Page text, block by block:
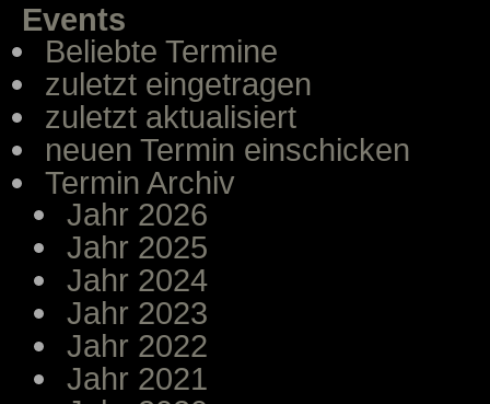
Events
Beliebte Termine
zuletzt eingetragen
zuletzt aktualisiert
neuen Termin einschicken
Termin Archiv
Jahr 2026
Jahr 2025
Jahr 2024
Jahr 2023
Jahr 2022
Jahr 2021